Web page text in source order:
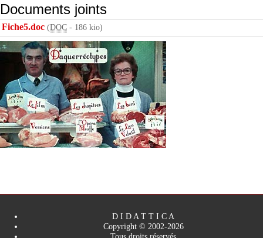
Documents joints
Fiche5.doc (DOC - 186 kio)
D I D A T T I C A
Copyright © 2002-2026